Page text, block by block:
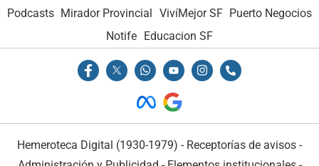
Podcasts Mirador Provincial VivíMejor SF Puerto Negocios
Notife Educacion SF
Hemeroteca Digital (1930-1979) - Receptorías de avisos -